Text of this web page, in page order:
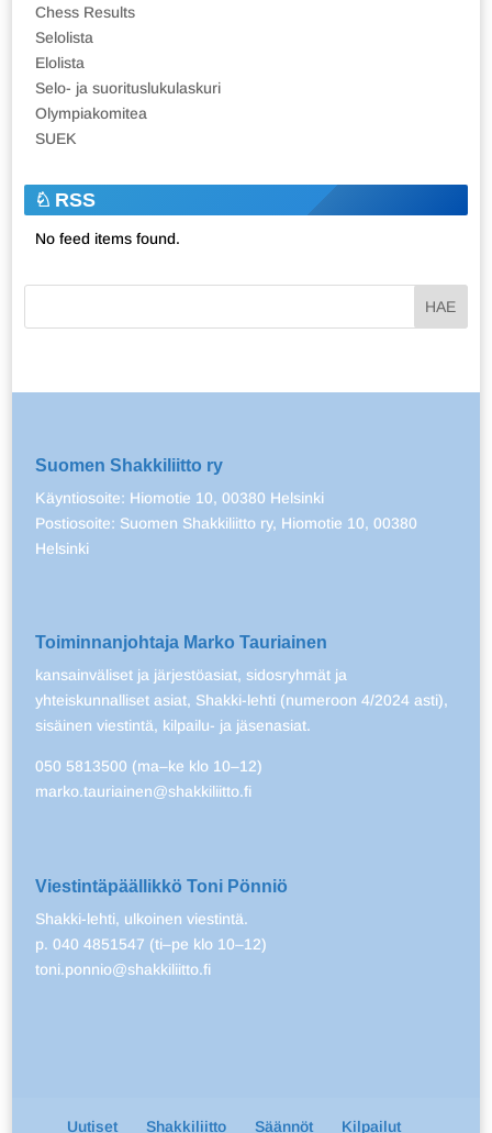
Chess Results
Selolista
Elolista
Selo- ja suorituslukulaskuri
Olympiakomitea
SUEK
RSS
No feed items found.
Suomen Shakkiliitto ry
Käyntiosoite: Hiomotie 10, 00380 Helsinki
Postiosoite: Suomen Shakkiliitto ry, Hiomotie 10, 00380
Helsinki
Toiminnanjohtaja Marko Tauriainen
kansainväliset ja järjestöasiat, sidosryhmät ja
yhteiskunnalliset asiat, Shakki-lehti (numeroon 4/2024 asti),
sisäinen viestintä, kilpailu- ja jäsenasiat.
050 5813500 (ma–ke klo 10–12)
marko.tauriainen@shakkiliitto.fi
Viestintäpäällikkö Toni Pönniö
Shakki-lehti, ulkoinen viestintä.
p. 040 4851547 (ti–pe klo 10–12)
toni.ponnio@shakkiliitto.fi
Uutiset Shakkiliitto Säännöt Kilpailut